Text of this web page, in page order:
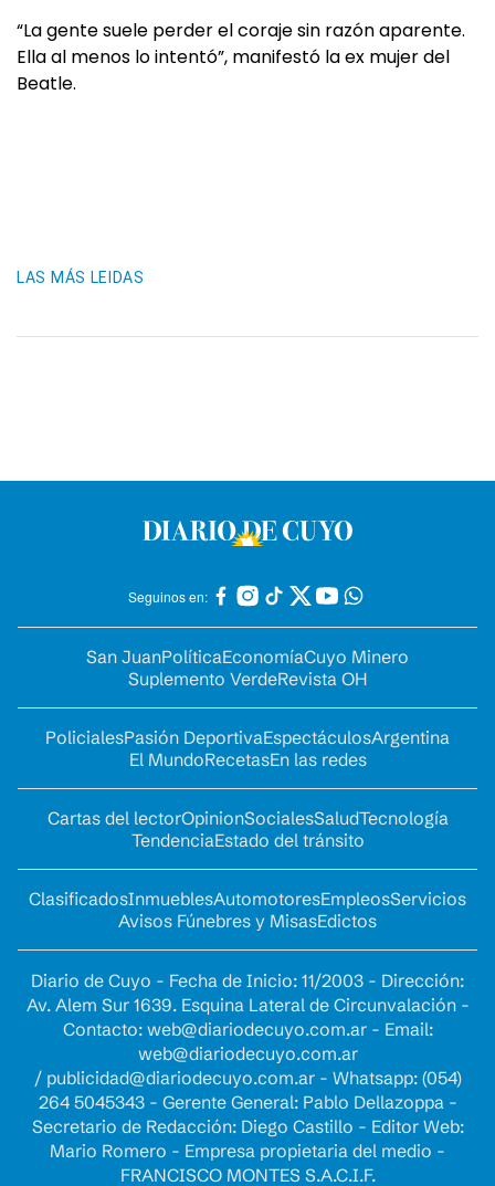
“La gente suele perder el coraje sin razón aparente.
Ella al menos lo intentó”, manifestó la ex mujer del
Beatle.
LAS MÁS LEIDAS
Seguinos en:
San JuanPolíticaEconomíaCuyo Minero
Suplemento VerdeRevista OH
PolicialesPasión DeportivaEspectáculosArgentina
El MundoRecetasEn las redes
Cartas del lectorOpinionSocialesSaludTecnología
TendenciaEstado del tránsito
ClasificadosInmueblesAutomotoresEmpleosServicios
Avisos Fúnebres y MisasEdictos
Diario de Cuyo - Fecha de Inicio: 11/2003 - Dirección:
Av. Alem Sur 1639. Esquina Lateral de Circunvalación -
Contacto: web@diariodecuyo.com.ar- Email:
web@diariodecuyo.com.ar
/ publicidad@diariodecuyo.com.ar- Whatsapp: (054)
264 5045343 - Gerente General: Pablo Dellazoppa -
Secretario de Redacción: Diego Castillo - Editor Web:
Mario Romero - Empresa propietaria del medio -
FRANCISCO MONTES S.A.C.I.F.